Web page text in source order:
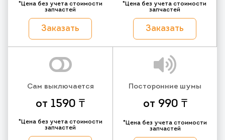
*Цена без учета стоимости
запчастей
Заказать
*Цена без учета стоимости
запчастей
Заказать
Сам выключается
от 1590 ₸
*Цена без учета стоимости
запчастей
Посторонние шумы
от 990 ₸
*Цена без учета стоимости
запчастей